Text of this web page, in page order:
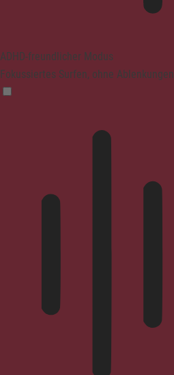
ADHD-freundlicher Modus
Fokussiertes Surfen, ohne Ablenkungen